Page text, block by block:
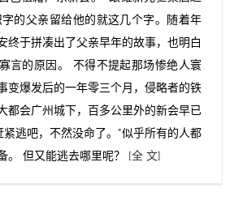
字的父亲留给他的就这几个字。随着年
终于拼凑出了父亲早年的故事，也明白
言的原因。 不得不提起那场惨绝人寰
变爆发后的一年零三个月，侵略者的铁
都会广州城下，百多公里外的新会早已
紧逃吧，不然没命了。”似乎所有的人都
。 但又能逃去哪里呢？ [全 文]